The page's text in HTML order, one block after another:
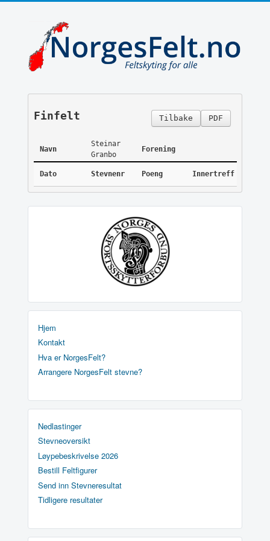
PDF
Tilbake
Finfelt
Navn
Steinar
Granbo
Forening
Dato Stevnenr Poeng Innertreff
Hjem
Kontakt
Hva er NorgesFelt?
Arrangere NorgesFelt stevne?
Nedlastinger
Stevneoversikt
Løypebeskrivelse 2026
Bestill Feltfigurer
Send inn Stevneresultat
Tidligere resultater